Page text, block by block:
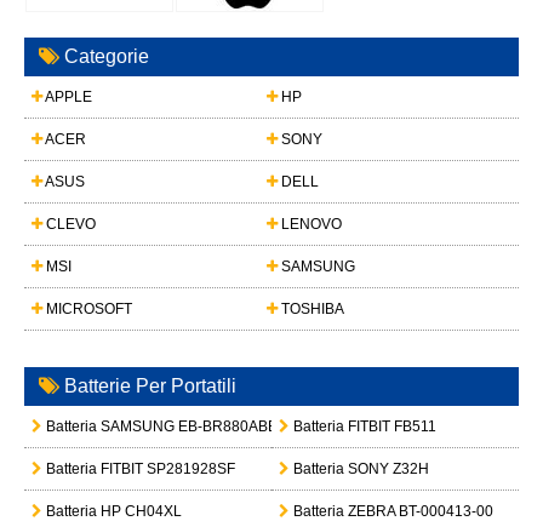
Categorie
APPLE HP
ACER SONY
ASUS DELL
CLEVO LENOVO
MSI SAMSUNG
MICROSOFT TOSHIBA
Batterie Per Portatili
Batteria SAMSUNG EB-BR880ABE Batteria FITBIT FB511
Batteria FITBIT SP281928SF Batteria SONY Z32H
Batteria HP CH04XL Batteria ZEBRA BT-000413-00